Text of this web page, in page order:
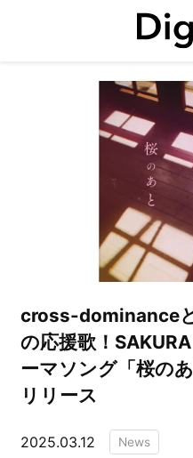
cross-dominance
の応援歌！
ーマソング「桜の
リリース
2025.03.12 News